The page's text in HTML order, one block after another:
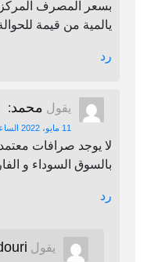
بسعر المصرف
يالمية من قيمة
رد
يقول محمد:
11 مايو، 2022 الساعة 5:36 م
لا يوجد صرافات
بالسوق السوداء و
رد
يقول